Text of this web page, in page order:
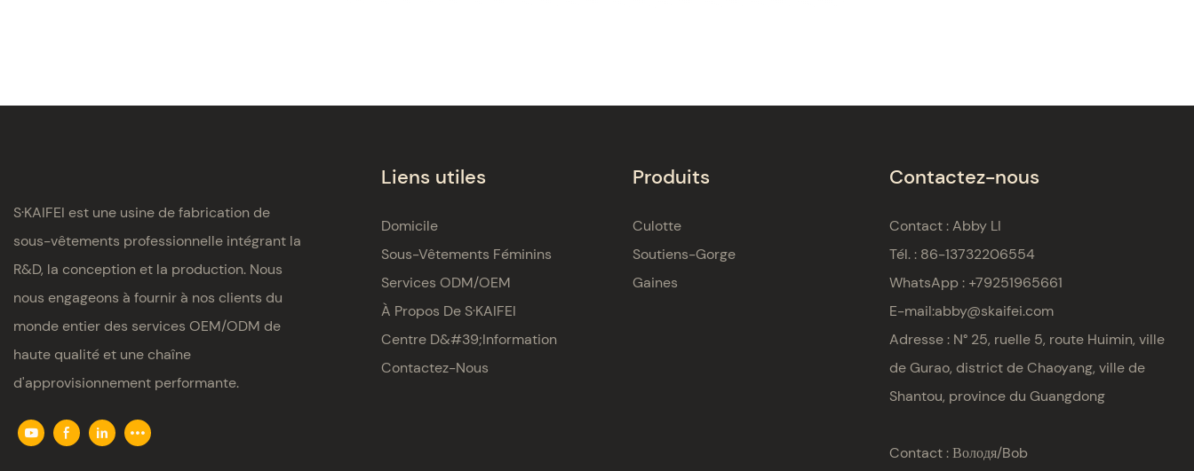
S·KAIFEI est une usine de fabrication de
sous-vêtements professionnelle intégrant la
R&D, la conception et la production. Nous
nous engageons à fournir à nos clients du
monde entier des services OEM/ODM de
haute qualité et une chaîne
d'approvisionnement performante.
Liens utiles
Domicile
Sous-Vêtements Féminins
Services ODM/OEM
À Propos De S·KAIFEI
Centre D&#39;information
Contactez-Nous
Produits
Culotte
Soutiens-Gorge
Gaines
Contactez-nous
Contact : Abby LI
Tél. : 86-13732206554
WhatsApp : +79251965661
E-mail:abby@skaifei.com
Adresse : N° 25, ruelle 5, route Huimin, ville
de Gurao, district de Chaoyang, ville de
Shantou, province du Guangdong
Contact : Володя/Bob